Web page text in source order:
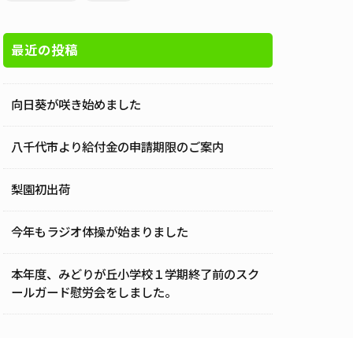
最近の投稿
向日葵が咲き始めました
八千代市より給付金の申請期限のご案内
梨園初出荷
今年もラジオ体操が始まりました
本年度、みどりが丘小学校１学期終了前のスク
ールガード慰労会をしました。